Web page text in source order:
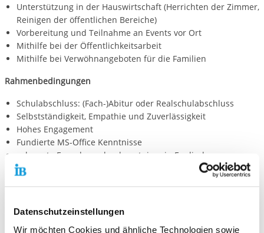
Datenschutzeinstellungen
Wir möchten Cookies und ähnliche Technologien sowie
Unterstützung in der Hauswirtschaft (Herrichten der Zimmer,
Reinigen der öffentlichen Bereiche)
Vorbereitung und Teilnahme an Events vor Ort
Mithilfe bei der Öffentlichkeitsarbeit
Mithilfe bei Verwöhnangeboten für die Familien
Rahmenbedingungen
Schulabschluss: (Fach-)Abitur oder Realschulabschluss
Selbstständigkeit, Empathie und Zuverlässigkeit
Hohes Engagement
Fundierte MS-Office Kenntnisse
sehr gute Fremdsprachenkenntnisse in Englisch
Hier kannst du dich bewerben:
IB Freiwilligendienste Tübingen